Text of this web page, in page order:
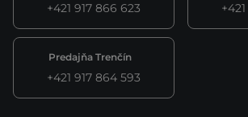
+421 917 866 623
Predajňa Trenčín
+421 917 864 593